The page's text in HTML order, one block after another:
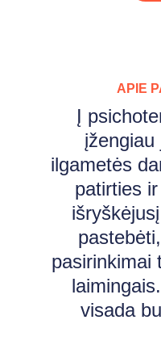
APIE
Į
ilgametės
patirties
pasirinkimai
visada